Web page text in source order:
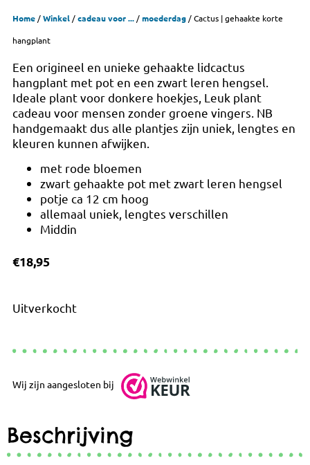
Home/Winkel/cadeau voor .../moederdag/ Cactus | gehaakte korte
hangplant
Een origineel en unieke gehaakte lidcactus
hangplant met pot en een zwart leren hengsel.
Ideale plant voor donkere hoekjes, Leuk plant
cadeau voor mensen zonder groene vingers. NB
handgemaakt dus alle plantjes zijn uniek, lengtes en
kleuren kunnen afwijken.
met rode bloemen
zwart gehaakte pot met zwart leren hengsel
potje ca 12 cm hoog
allemaal uniek, lengtes verschillen
Middin
€18,95
Uitverkocht
Wij zijn aangesloten bij
Beschrijving